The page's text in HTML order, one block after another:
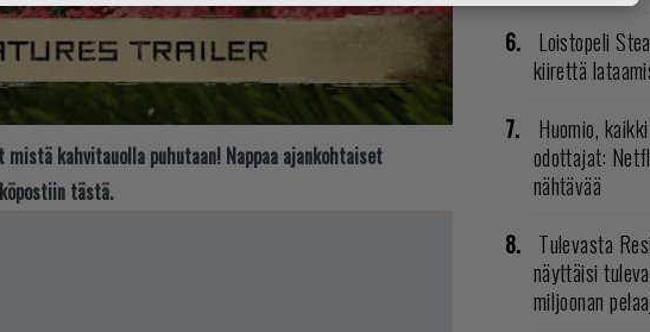
kahvitauolla puhutaan! Nappaa ajankohtaiset
tästä.
Loistopeli
kiirettä
Huomio,
odottajat:
nähtävää
Tulevasta
näyttäisi
miljoonan